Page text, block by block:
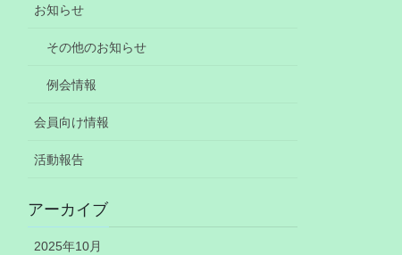
お知らせ
その他のお知らせ
例会情報
会員向け情報
活動報告
アーカイブ
2025年10月